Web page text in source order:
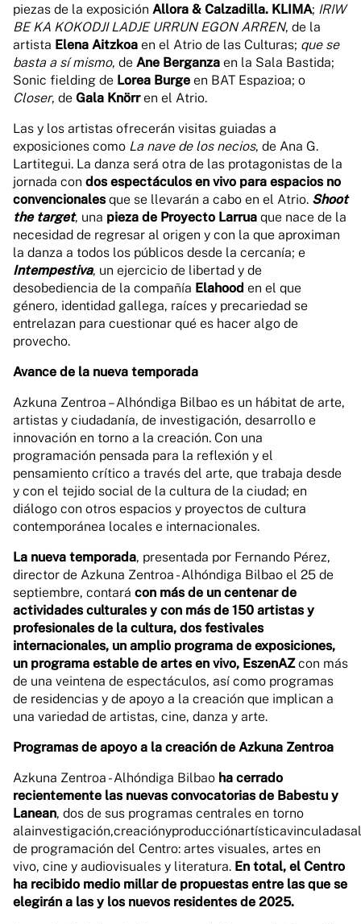
piezas de la exposición Allora & Calzadilla. KLIMA; IRIW
BE KA KOKODJI LADJE URRUN EGON ARREN, de la
artista Elena Aitzkoa en el Atrio de las Culturas; que se
basta a sí mismo, de Ane Berganza en la Sala Bastida;
Sonic fielding de Lorea Burge en BAT Espazioa; o
Closer, de Gala Knörren el Atrio.
Las y los artistas ofrecerán visitas guiadas a
exposiciones como La nave de los necios, de Ana G.
Lartitegui. La danza será otra de las protagonistas de la
jornada con dos espectáculos en vivo para espacios no
convencionales que se llevarán a cabo en el Atrio. Shoot
the target, una pieza de Proyecto Larrua que nace de la
necesidad de regresar al origen y con la que aproximan
la danza a todos los públicos desde la cercanía; e
Intempestiva, un ejercicio de libertad y de
desobediencia de la compañía Elahood en el que
género, identidad gallega, raíces y precariedad se
entrelazan para cuestionar qué es hacer algo de
provecho.
Avance de la nueva temporada
Azkuna Zentroa – Alhóndiga Bilbao es un hábitat de arte,
artistas y ciudadanía, de investigación, desarrollo e
innovación en torno a la creación. Con una
programación pensada para la reflexión y el
pensamiento crítico a través del arte, que trabaja desde
y con el tejido social de la cultura de la ciudad; en
diálogo con otros espacios y proyectos de cultura
contemporánea locales e internacionales.
La nueva temporada, presentada por Fernando Pérez,
director de Azkuna Zentroa - Alhóndiga Bilbao el 25 de
septiembre, contará con más de un centenar de
actividades culturales y con más de 150 artistas y
profesionales de la cultura, dos festivales
internacionales, un amplio programa de exposiciones,
un programa estable de artes en vivo, EszenAZcon más
de una veintena de espectáculos, así como programas
de residencias y de apoyo a la creación que implican a
una variedad de artistas, cine, danza y arte.
Programas de apoyo a la creación de Azkuna Zentroa
Azkuna Zentroa - Alhóndiga Bilbao ha cerrado
recientemente las nuevas convocatorias de Babestu y
Lanean, dos de sus programas centrales en torno
de programación del Centro: artes visuales, artes en
vivo, cine y audiovisuales y literatura. En total, el Centro
ha recibido medio millar de propuestas entre las que se
elegirán a las y los nuevos residentes de 2025.